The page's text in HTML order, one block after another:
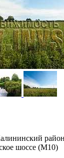
шоссе (М10)